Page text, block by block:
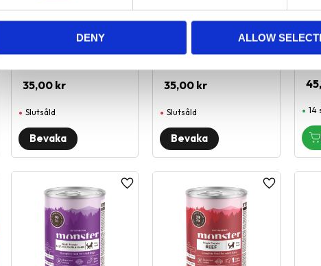
DENY ALLOW
HD, 100% Buffel
100% buffel
35,00kr
Slutsåld
HD, 100% Lamm,
100% lamm
35,00 kr
Slutsåld 14
till i favoriter Lägg till i favoriter Lägg till i